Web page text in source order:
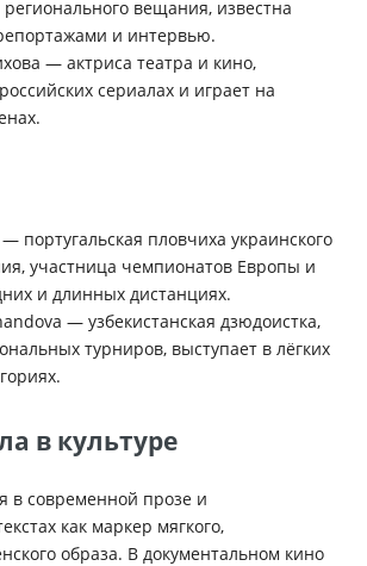
вещания, известна
и интервью.
— актриса театра и кино,
сериалах и играет на
португальская пловчиха украинского
участница чемпионатов Европы и
и длинных дистанциях.
— узбекистанская дзюдоистка,
турниров, выступает в лёгких
в культуре
в современной прозе и
как маркер мягкого,
образа. В документальном кино